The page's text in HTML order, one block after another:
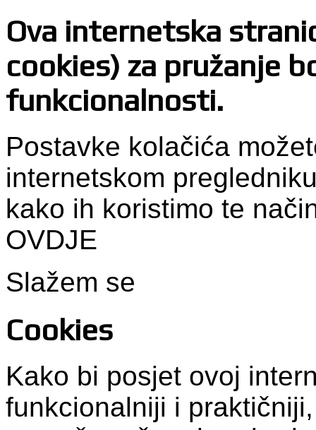
Ova internetska
cookies) za pružanje
funkcionalnosti.
Postavke kolačića
internetskom
kako ih koristimo te
OVDJE
Slažem se
Cookies
Kako bi posjet ovoj
funkcionalniji i